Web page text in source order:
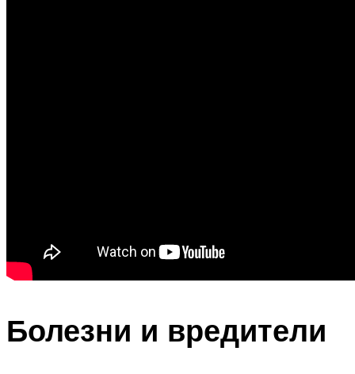
Болезни и вредители